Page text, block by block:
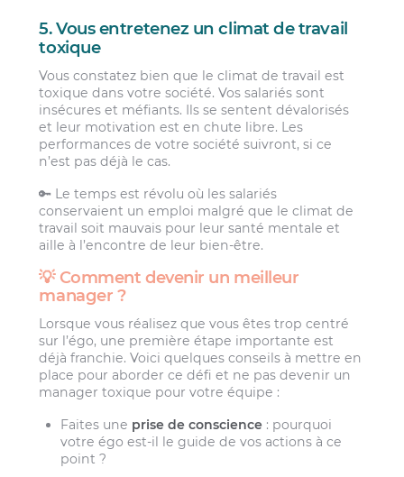
5. Vous entretenez un climat de travail
toxique
Vous constatez bien que le climat de travail est
toxique dans votre société. Vos salariés sont
insécures et méfiants. Ils se sentent dévalorisés
et leur motivation est en chute libre. Les
performances de votre société suivront, si ce
n’est pas déjà le cas.
🔑 Le temps est révolu où les salariés
conservaient un emploi malgré que le climat de
travail soit mauvais pour leur santé mentale et
aille à l’encontre de leur bien-être.
💡 Comment devenir un meilleur
manager ?
Lorsque vous réalisez que vous êtes trop centré
sur l’égo, une première étape importante est
déjà franchie. Voici quelques conseils à mettre en
place pour aborder ce défi et ne pas devenir un
manager toxique pour votre équipe :
Faites une prise de conscience : pourquoi
votre égo est-il le guide de vos actions à ce
point ?